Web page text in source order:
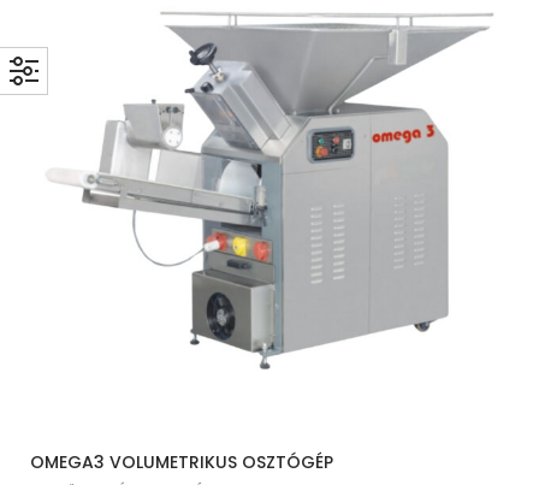
OMEGA3 VOLUMETRIKUS OSZTÓGÉP